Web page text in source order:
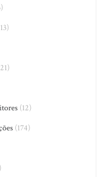
(12)
(174)